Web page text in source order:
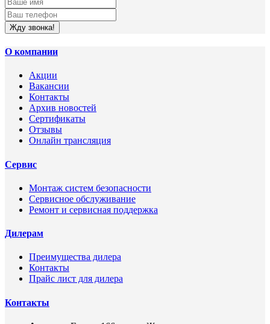
Жду звонка!
О компании
Акции
Вакансии
Контакты
Архив новостей
Сертификаты
Отзывы
Онлайн трансляция
Сервис
Монтаж систем безопасности
Сервисное обслуживание
Ремонт и сервисная поддержка
Дилерам
Преимущества дилера
Контакты
Прайс лист для дилера
Контакты